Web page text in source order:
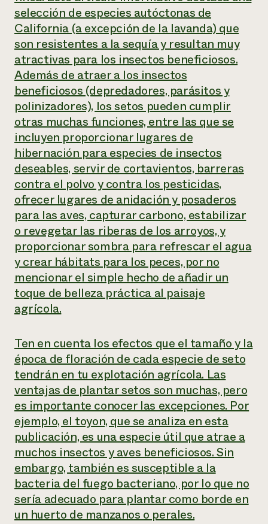
un
directa de
1-800-346-
selección de especies autóctonas de
California (a excepción de la lavanda) que
son resistentes a la sequía y resultan muy
atractivas para los insectos beneficiosos.
Además de atraer a los insectos
beneficiosos (depredadores, parásitos y
polinizadores), los setos pueden cumplir
otras muchas funciones, entre las que se
incluyen proporcionar lugares de
hibernación para especies de insectos
deseables, servir de cortavientos, barreras
contra el polvo y contra los pesticidas,
ofrecer lugares de anidación y posaderos
para las aves, capturar carbono, estabilizar
o revegetar las riberas de los arroyos, y
proporcionar sombra para refrescar el agua
y crear hábitats para los peces, por no
mencionar el simple hecho de añadir un
toque de belleza práctica al paisaje
agrícola.
Ten en cuenta los efectos que el tamaño y la
época de floración de cada especie de seto
tendrán en tu explotación agrícola. Las
ventajas de plantar setos son muchas, pero
es importante conocer las excepciones. Por
ejemplo, el toyon, que se analiza en esta
publicación, es una especie útil que atrae a
muchos insectos y aves beneficiosos. Sin
embargo, también es susceptible a la
bacteria del fuego bacteriano, por lo que no
sería adecuado para plantar como borde en
un huerto de manzanos o perales.